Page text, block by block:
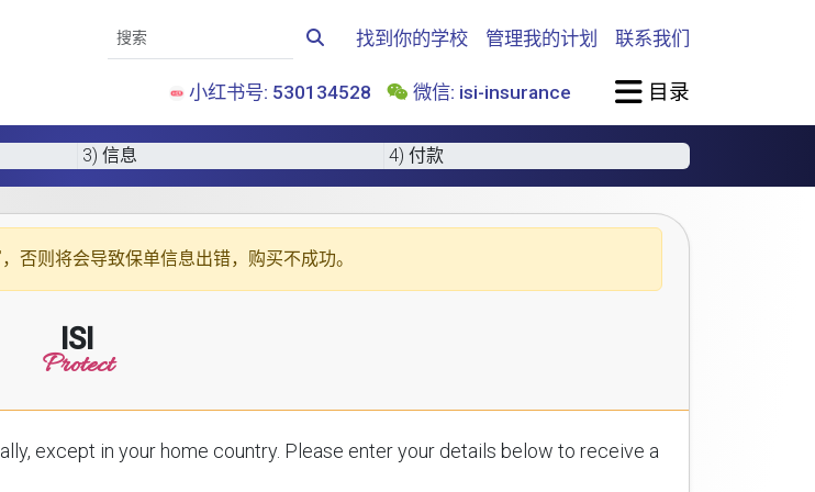
找到你的学校 管理我的计划 联系我们
小红书号: 530134528 微信: isi-insurance 目录
3) 信息 4) 付款
否则将会导致保单信息出错，购买不成功。
ISI
Protect
Please enter your details below to receive a